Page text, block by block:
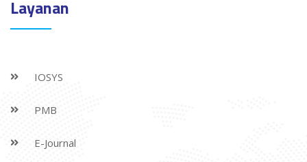
Layanan
IOSYS
PMB
E-Journal